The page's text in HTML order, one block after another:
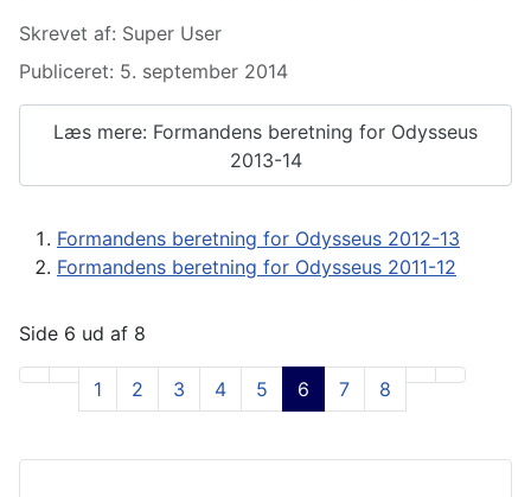
Detaljer
Skrevet af: Super User
Publiceret: 5. september 2014
Læs mere: Formandens beretning for Odysseus
2013-14
Formandens beretning for Odysseus 2012-13
Formandens beretning for Odysseus 2011-12
Side 6 ud af 8
1 2 3 4 5 6 7 8